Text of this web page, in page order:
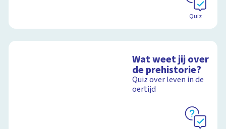
Quiz
Wat weet jij over
de prehistorie?
Quiz over leven in de
oertijd